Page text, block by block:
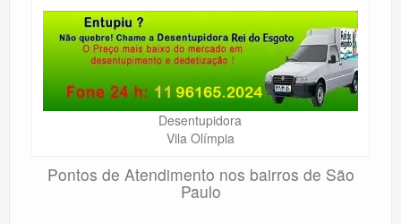
Desentupidora
Vila Olímpia
Pontos de Atendimento nos bairros de São
Paulo